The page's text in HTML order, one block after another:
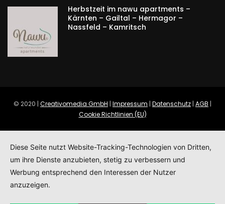
Herbstzeit im nawu apartments –
Kärnten – Gailtal – Hermagor –
Nassfeld – Kamritsch
© 2020 | Creativomedia GmbH | Impressum | Datenschutz | AGB |
Cookie Richtlinien (EU)
Diese Seite nutzt Website-Tracking-Technologien von Dritten,
um ihre Dienste anzubieten, stetig zu verbessern und
Werbung entsprechend den Interessen der Nutzer
anzuzeigen.